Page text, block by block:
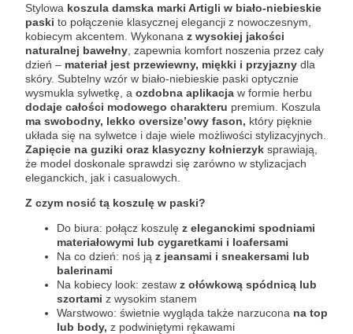
Stylowa koszula damska marki Artigli w biało-niebieskie
paski to połączenie klasycznej elegancji z nowoczesnym,
kobiecym akcentem. Wykonana z wysokiej jakości
naturalnej bawełny , zapewnia komfort noszenia przez cały
dzień – materiał jest przewiewny, miękki i przyjazny dla
skóry. Subtelny wzór w biało-niebieskie paski optycznie
wysmukla sylwetkę, a ozdobna aplikacja w formie herbu
dodaje całości modowego charakteru premium. Koszula
ma swobodny, lekko oversize’owy fason, który pięknie
układa się na sylwetce i daje wiele możliwości stylizacyjnych.
Zapięcie na guziki oraz klasyczny kołnierzyk sprawiają,
że model doskonale sprawdzi się zarówno w stylizacjach
eleganckich, jak i casualowych.
Z czym nosić tą koszulę w paski?
Do biura: połącz koszulę z eleganckimi spodniami
materiałowymi lub cygaretkami i loafersami
Na co dzień: noś ją z jeansami i sneakersami lub
balerinami
Na kobiecy look: zestaw z ołówkową spódnicą lub
szortami z wysokim stanem
Warstwowo: świetnie wygląda także narzucona na top
lub body, z podwiniętymi rękawami